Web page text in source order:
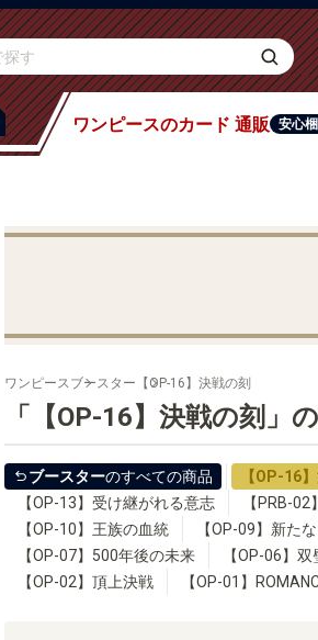
ワンピースのカード 通販 安心
ワンピースブースター 【OP-16】決戦の刻
「【OP-16】決戦の刻」
ブースターのすべての商品 【OP-16
【OP-13】受け継がれる意志
【PRB-02
【OP-10】王族の血統
【OP-09】新た
【OP-07】500年後の未来
【OP-06】
【OP-02】頂上決戦
【OP-01】